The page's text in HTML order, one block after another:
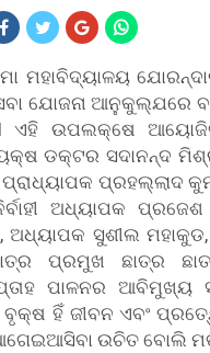
ମହାବିଦ୍ୟାଳୟ
ଯୋଜନା ଆନୁକୁଲ୍ଯରେ
I ଏହି ଉପଲକ୍ଷେ
ଡକ୍ଟର ସଦାନନ୍ଦ
ପ୍ରହଲ୍ଲାଦ
ଅଧ୍ୟାପକ ପ୍ରଜେଶ
ଅଧ୍ୟାପକ ସୁଶୀଲ
ପ୍ରମୁଖ ଛାତ୍ର
ପାଳନର ଆବିମୁଖ୍ୟ
ବୃକ୍ଷ ହିଁ ଜୀବନ ଏବଂ
ଉଚିତ ବୋଲି